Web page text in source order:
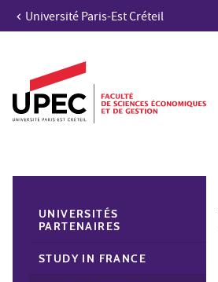
Aller au contenu
Accès directs
Recherche
Navigation secondaire
Université Paris-Est Créteil
UNIVERSITÉS
PARTENAIRES
STUDY IN FRANCE